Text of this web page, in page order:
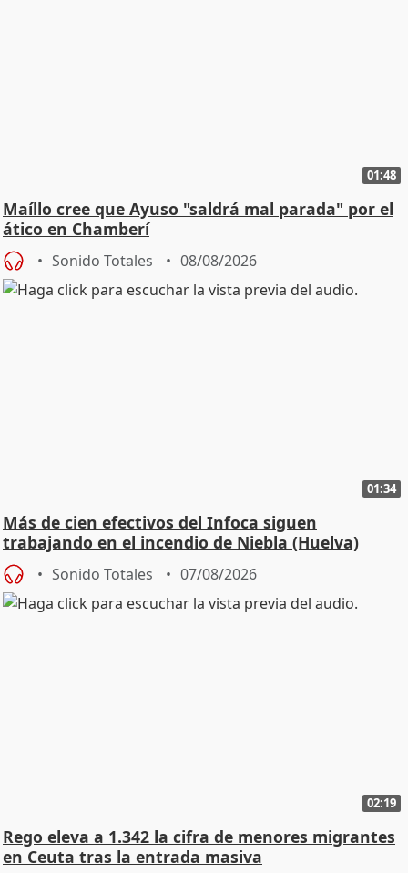
01:48
Maíllo cree que Ayuso "saldrá mal parada" por el
ático en Chamberí
Sonido Totales 08/08/2026
01:34
Más de cien efectivos del Infoca siguen
trabajando en el incendio de Niebla (Huelva)
Sonido Totales 07/08/2026
02:19
Rego eleva a 1.342 la cifra de menores migrantes
en Ceuta tras la entrada masiva